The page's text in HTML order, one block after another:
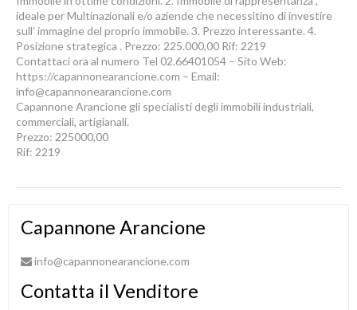
ideale per Multinazionali e/o aziende che necessitino di investire
sull’ immagine del proprio immobile. 3. Prezzo interessante. 4.
Posizione strategica . Prezzo: 225.000,00 Rif: 2219
Contattaci ora al numero Tel 02.66401054 – Sito Web:
https://capannonearancione.com – Email:
info@capannonearancione.com
Capannone Arancione gli specialisti degli immobili industriali,
commerciali, artigianali.
Prezzo: 225000,00
Rif: 2219
Capannone Arancione
info@capannonearancione.com
Contatta il Venditore